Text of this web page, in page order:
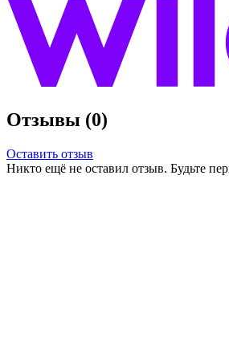
Отзывы (0)
Оставить отзыв
Никто ещё не оставил отзыв. Будьте